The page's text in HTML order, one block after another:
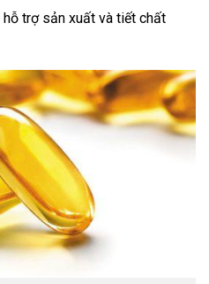
trợ sản xuất và tiết chất